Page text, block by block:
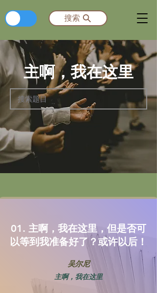
​繁 搜索
主啊，我在这里
01. 主啊，我在这里，但是否可
以等到我准备好了？或许以后！
吴尔尼
主啊，我在这里